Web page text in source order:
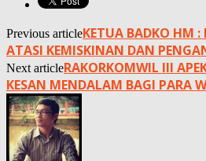
Previous articleKETUA BADKO HM :
ATASI KEMISKINAN DAN
Next articleRAKORKOMWIL III
KESAN MENDALAM BAGI PARA